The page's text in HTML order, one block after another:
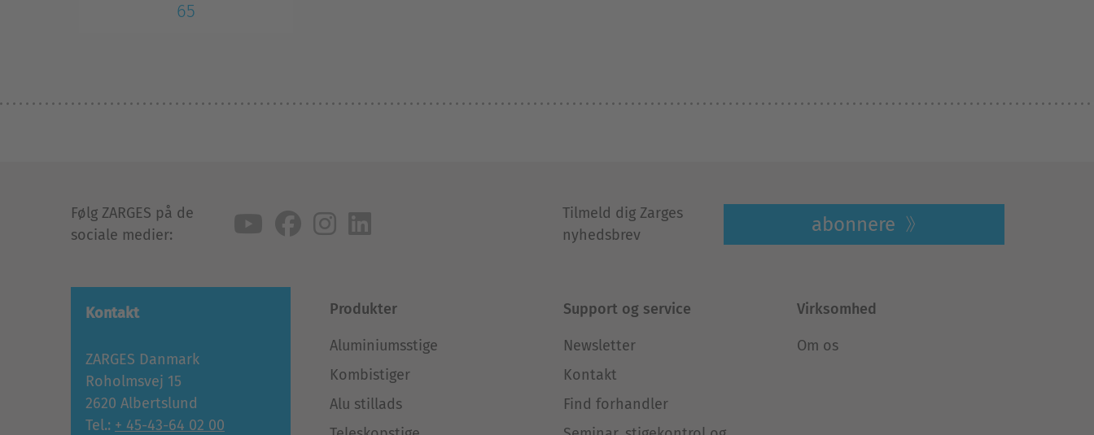
65
Følg ZARGES på de
sociale medier:
Tilmeld dig Zarges
nyhedsbrev
abonnere
Kontakt
ZARGES Danmark
Roholmsvej 15
2620 Albertslund
Tel.: + 45-43-64 02 00
Produkter
Aluminiumsstige
Kombistiger
Alu stillads
Support og service
Newsletter
Kontakt
Find forhandler
Virksomhed
Om os